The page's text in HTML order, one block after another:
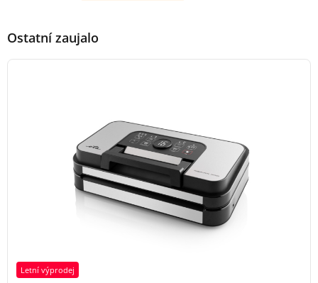
Ostatní zaujalo
Letní výprodej